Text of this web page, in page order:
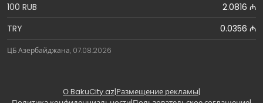
100 RUB
2.0816 ₼
TRY
0.0356 ₼
ЦБ Азербайджана, 07.08.2026
О BakuCity.az|Размещение рекламы|